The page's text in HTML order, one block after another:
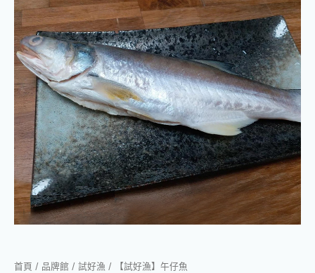
首頁 / 品牌館 / 試好漁 / 【試好漁】午仔魚